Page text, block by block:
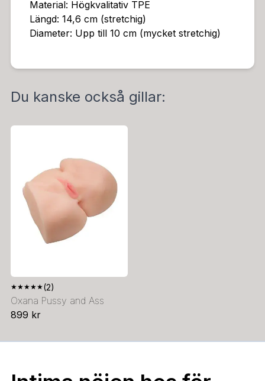
Material: Högkvalitativ TPE
Längd: 14,6 cm (stretchig)
Diameter: Upp till 10 cm (mycket stretchig)
Du kanske också gillar:
★★★★★(2)
Oxana Pussy and Ass
899 kr